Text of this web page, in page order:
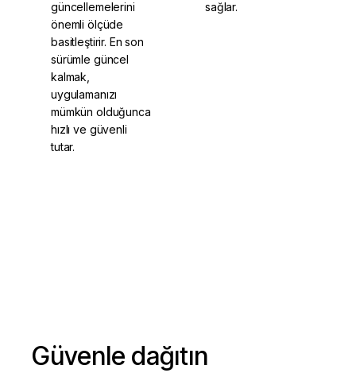
güncellemelerini
önemli ölçüde
basitleştirir. En son
sürümle güncel
kalmak,
uygulamanızı
mümkün olduğunca
hızlı ve güvenli
tutar.
sağlar.
Güvenle dağıtın